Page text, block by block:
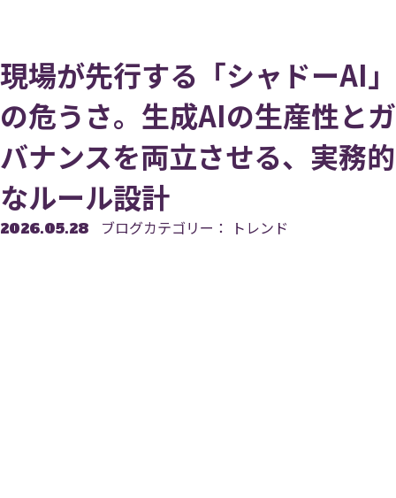
現場が先行する「シャドーAI」
の危うさ。生成AIの生産性とガ
バナンスを両立させる、実務的
なルール設計
2026.05.28 ブログカテゴリー： トレンド